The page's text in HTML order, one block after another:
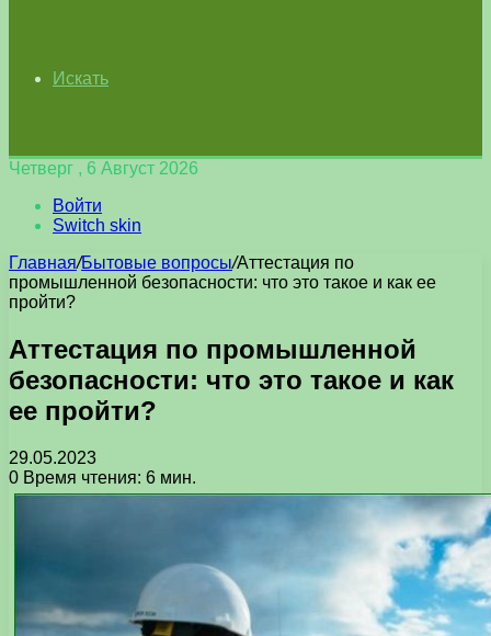
Искать
Четверг , 6 Август 2026
Войти
Switch skin
Главная/Бытовые вопросы/Аттестация по
промышленной безопасности: что это такое и как ее
пройти?
Аттестация по промышленной
безопасности: что это такое и как
ее пройти?
29.05.2023
0 Время чтения: 6 мин.